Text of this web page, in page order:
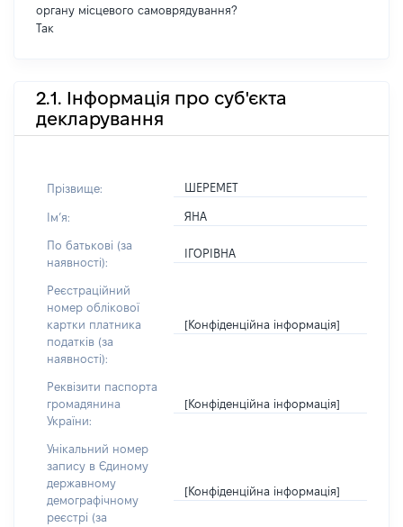
органу місцевого самоврядування?
Так
2.1. Інформація про суб'єкта
декларування
Прізвище: ШЕРЕМЕТ
Імʼя: ЯНА
По батькові (за
наявності):
ІГОРІВНА
Реєстраційний
номер облікової
картки платника
податків (за
наявності):
[Конфіденційна інформація]
Реквізити паспорта
громадянина
України:
[Конфіденційна інформація]
Унікальний номер
запису в Єдиному
державному
демографічному
реєстрі (за
[Конфіденційна інформація]